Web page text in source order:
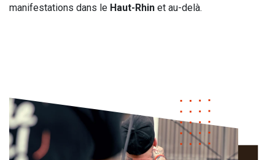
manifestations dans le Haut-Rhin et au-delà.